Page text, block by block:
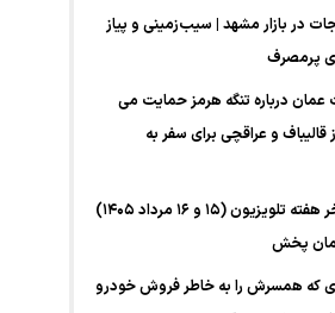
در بازار مشهد | سیب‌زمینی و پیاز
پرمصرف
عمان درباره تنگه هرمز حمایت می
و عراقچی برای سفر به
فیلم‌های سینمایی آخر هفته تلویزیون (۱۵ و ۱۶ مرداد ۱۴۰۵)
پخش
که همسرش را به خاطر فروش خودرو